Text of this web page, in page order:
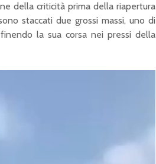
della criticità prima della riapertura
staccati due grossi massi, uno di
la sua corsa nei pressi della